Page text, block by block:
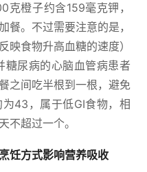
橙子约含159毫克钾，
餐。不过需要注意的是，
映食物升高血糖的速度）
尿病的心脑血管病患者
之间吃半根到一根，避免
43，属于低GI食物，相
不超过一个。
饪方式影响营养吸收